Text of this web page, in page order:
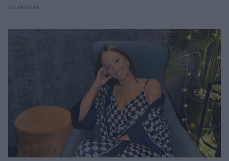
CELEBRITIES